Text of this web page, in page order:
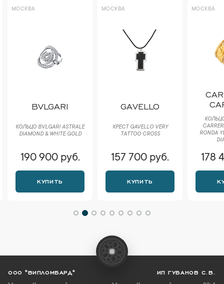
МОСКВА
BVLGARI
КОЛЬЦО BVLGARI ASTRALE
DIAMOND & WHITE GOLD
190 900 руб.
КУПИТЬ
МОСКВА
GAVELLO
КРЕСТ GAVELLO VERY
TATTOO CROSS
157 700 руб.
КУПИТЬ
МОСКВА
RONDA
178
ООО "ВИПЛОМБАРД" ИП ГУБАНОВ С.В.